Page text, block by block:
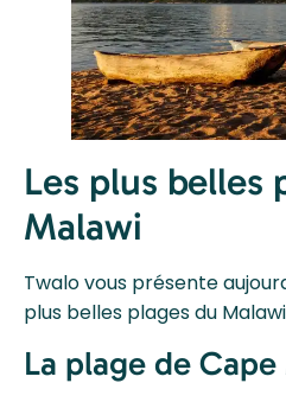
Les plus belles
Malawi
Twalo vous présente
plus belles plages du
La plage de